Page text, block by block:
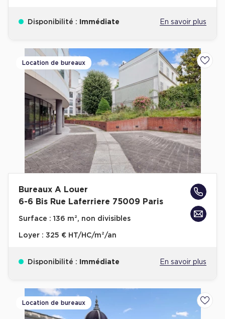
Disponibilité : Immédiate En savoir plus
Location de bureaux
Bureaux A Louer
6-6 Bis Rue Laferriere 75009 Paris
Surface : 136 m², non divisibles
Loyer : 325 € HT/HC/m²/an
Disponibilité : Immédiate En savoir plus
Location de bureaux